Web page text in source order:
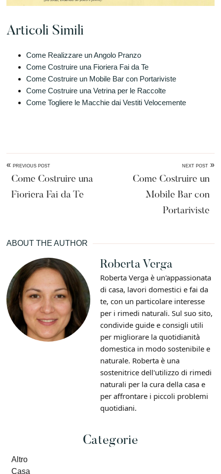
Articoli Simili
Come Realizzare un Angolo Pranzo
Come Costruire una Fioriera Fai da Te
Come Costruire un Mobile Bar con Portariviste
Come Costruire una Vetrina per le Raccolte
Come Togliere le Macchie dai Vestiti Velocemente
« PREVIOUS POST
Come Costruire una
Fioriera Fai da Te
NEXT POST »
Come Costruire un
Mobile Bar con
Portariviste
ABOUT THE AUTHOR
Roberta Verga
Roberta Verga è un'appassionata
di casa, lavori domestici e fai da
te, con un particolare interesse
per i rimedi naturali. Sul suo sito,
condivide guide e consigli utili
per migliorare la quotidianità
domestica in modo sostenibile e
naturale. Roberta è una
sostenitrice dell'utilizzo di rimedi
naturali per la cura della casa e
per affrontare i piccoli problemi
quotidiani.
Sidebar
Categorie
Altro
Casa